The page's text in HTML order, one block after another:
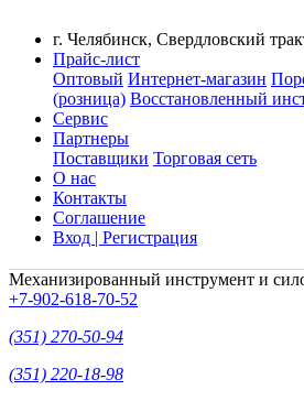
г. Челябинск, Свердловский
Прайс-лист
Оптовый Интернет-магазин
(розница) Восстановленный
Сервис
Партнеры
Поставщики Торговая сеть
О нас
Контакты
Соглашение
Вход | Регистрация
Механизированный инструмент и
+7-902-618-70-52
(351) 270-50-94
(351) 220-18-98